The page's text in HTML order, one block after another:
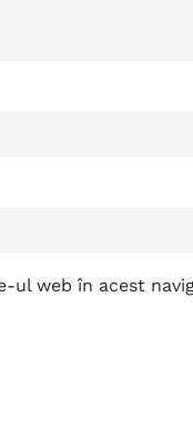
ul web în acest